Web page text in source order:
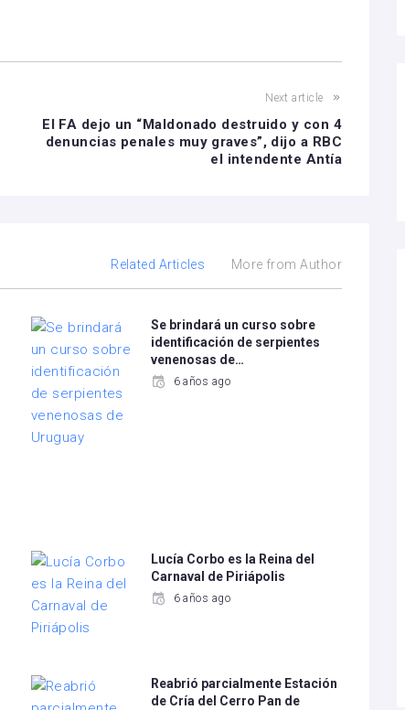
Next article
El FA dejo un “Maldonado destruido y con 4
denuncias penales muy graves”, dijo a RBC
el intendente Antía
Related Articles More from Author
Se brindará un curso sobre
identificación de serpientes
venenosas de…
6 años ago
Lucía Corbo es la Reina del
Carnaval de Piriápolis
6 años ago
Reabrió parcialmente Estación
de Cría del Cerro Pan de